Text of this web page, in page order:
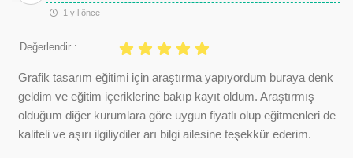
1 yıl önce
Değerlendir :
Grafik tasarım eğitimi için araştırma yapıyordum buraya denk
geldim ve eğitim içeriklerine bakıp kayıt oldum. Araştırmış
olduğum diğer kurumlara göre uygun fiyatlı olup eğitmenleri de
kaliteli ve aşırı ilgiliydiler arı bilgi ailesine teşekkür ederim.